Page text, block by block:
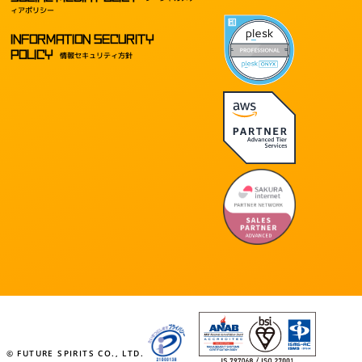
ィアポリシー
INFORMATION SECURITY
POLICY
情報セキュリティ方針
© FUTURE SPIRITS CO., LTD.